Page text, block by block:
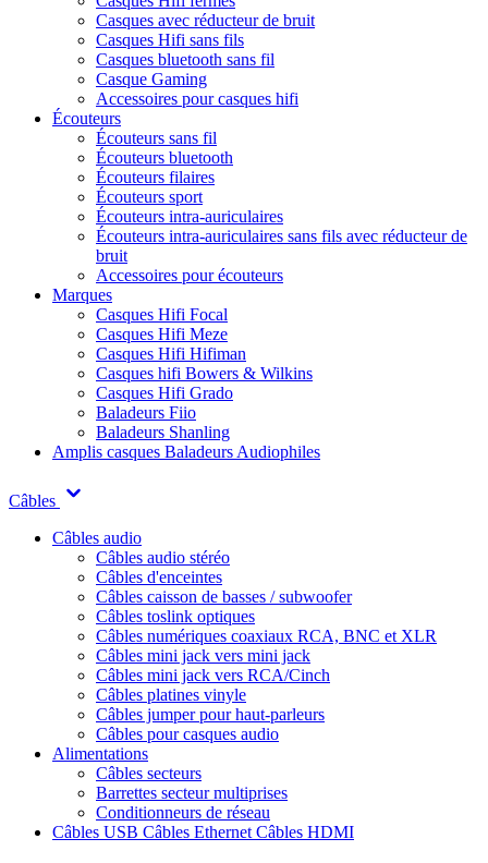
Casques avec réducteur de bruit
Casques Hifi sans fils
Casques bluetooth sans fil
Casque Gaming
Accessoires pour casques hifi
Écouteurs
Écouteurs sans fil
Écouteurs bluetooth
Écouteurs filaires
Écouteurs sport
Écouteurs intra-auriculaires
Écouteurs intra-auriculaires sans fils avec réducteur de
bruit
Accessoires pour écouteurs
Marques
Casques Hifi Focal
Casques Hifi Meze
Casques Hifi Hifiman
Casques hifi Bowers & Wilkins
Casques Hifi Grado
Baladeurs Fiio
Baladeurs Shanling
Amplis casques Baladeurs Audiophiles
Câbles
Câbles audio
Câbles audio stéréo
Câbles d'enceintes
Câbles caisson de basses / subwoofer
Câbles toslink optiques
Câbles numériques coaxiaux RCA, BNC et XLR
Câbles mini jack vers mini jack
Câbles mini jack vers RCA/Cinch
Câbles platines vinyle
Câbles jumper pour haut-parleurs
Câbles pour casques audio
Alimentations
Câbles secteurs
Barrettes secteur multiprises
Conditionneurs de réseau
Câbles USB Câbles Ethernet Câbles HDMI